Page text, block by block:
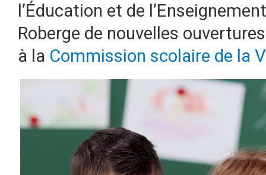
l’Éducation et de
Roberge de nouvelles
à la Commission scolaire de la